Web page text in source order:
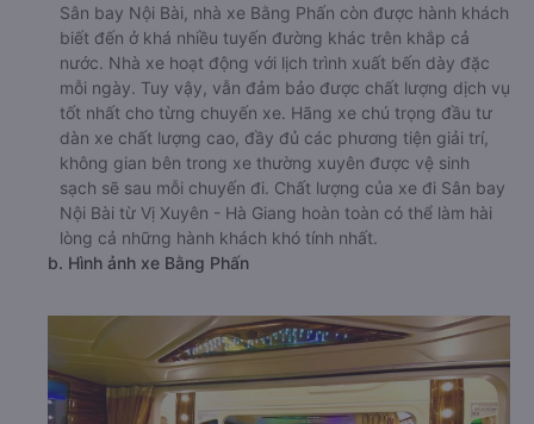
Sân bay Nội Bài, nhà xe Bằng Phấn còn được hành khách
biết đến ở khá nhiều tuyến đường khác trên khắp cả
nước. Nhà xe hoạt động với lịch trình xuất bến dày đặc
mỗi ngày. Tuy vậy, vẫn đảm bảo được chất lượng dịch vụ
tốt nhất cho từng chuyến xe. Hãng xe chú trọng đầu tư
dàn xe chất lượng cao, đầy đủ các phương tiện giải trí,
không gian bên trong xe thường xuyên được vệ sinh
sạch sẽ sau mỗi chuyến đi. Chất lượng của xe đi Sân bay
Nội Bài từ Vị Xuyên - Hà Giang hoàn toàn có thể làm hài
lòng cả những hành khách khó tính nhất.
b. Hình ảnh xe Bằng Phấn